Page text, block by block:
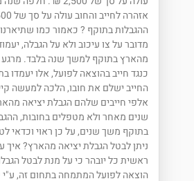
ההגבלות בתוקף ? כאמור כמו
מדובר על צו עיכוב ולא על הגבלה,
מהארץ בתוקף למשך שנה בלבד. מרגע
כנגד חייב בהוצאה לפועל, אלו יעמדו
החייב ישלם את חובו, הלכה למעשה
אלפי חייבים שלהם הגבלת יציאה
שנים מאחר ולא מטפלים בחובות,
בתוקף משך שנים, על כן ראוי וכדאי
ניתן לבטל הגבלת יציאה מהארץ? איך
ראשית כל יובהר כי על מנת לבטל
הוצאה לפועל המתמחה בתחום זה, ע"י